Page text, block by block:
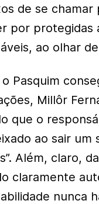
de se
por protegidas
ao olhar
o Pasquim
Millôr
que o
ao sair um
Além, claro,
claramente
nunca